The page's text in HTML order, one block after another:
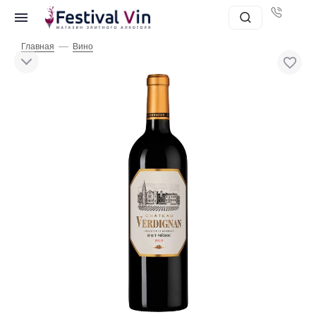
Главная — Вино